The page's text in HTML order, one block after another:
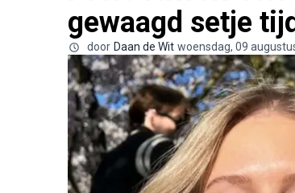
gewaagd setje
door Daan de Wit woensdag, 09